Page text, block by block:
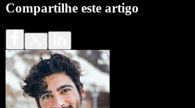
Compartilhe este artigo